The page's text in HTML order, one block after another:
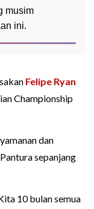
musim
ini.
Felipe Ryan
Championship
dan
sepanjang
10 bulan semua